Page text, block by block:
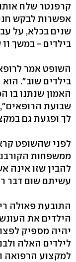
קרפנטר שלח
שנים בכלא, על
בילדים - במשך 11 שנים.
השופט אמר
בילדים שוב".
האמון שנתנו בו
שבועת
לך ופגעת גם
לפני שהשופט
ממשפחות
להבין שזו אינה
עשיתם שום דבר
התובעת פאולה
הילדים את
יהיה מספיק
לילדים האלה
למקצוע הרפואה